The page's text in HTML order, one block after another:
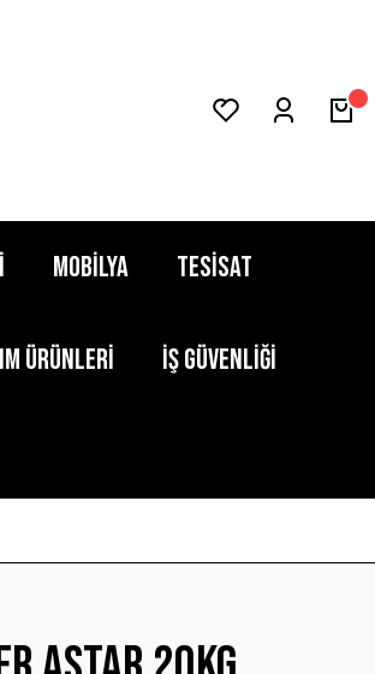
MOBİLYA TESİSAT
ÜRÜNLERİ İŞ GÜVENLİĞİ